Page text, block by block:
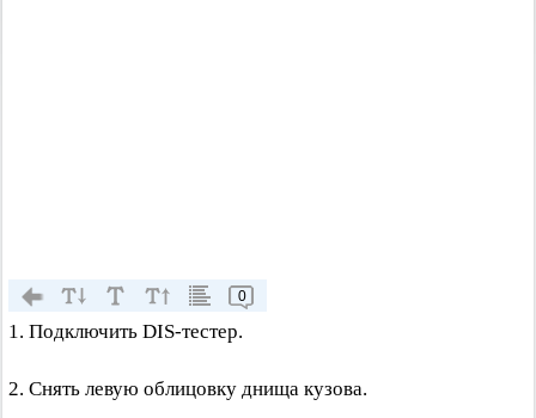
0
1. Подключить DIS-тестер.
2. Снять левую облицовку днища кузова.